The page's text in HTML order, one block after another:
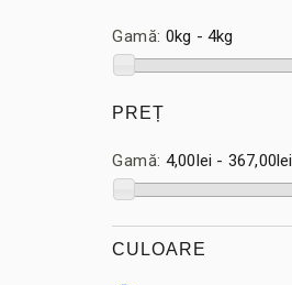
Gamă: 0kg - 4kg
PREȚ
Gamă: 4,00lei - 367,00lei
CULOARE